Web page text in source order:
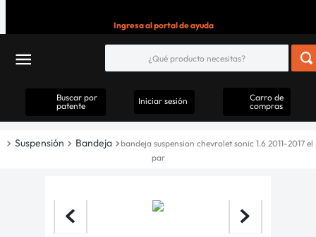
Ingresa al portal de ayuda
Buscar por
patente
Iniciar sesión
Carro de
compras
Suspensión Bandeja
bandeja suspension chevrolet sonic 1.6 2011-2017 el
par